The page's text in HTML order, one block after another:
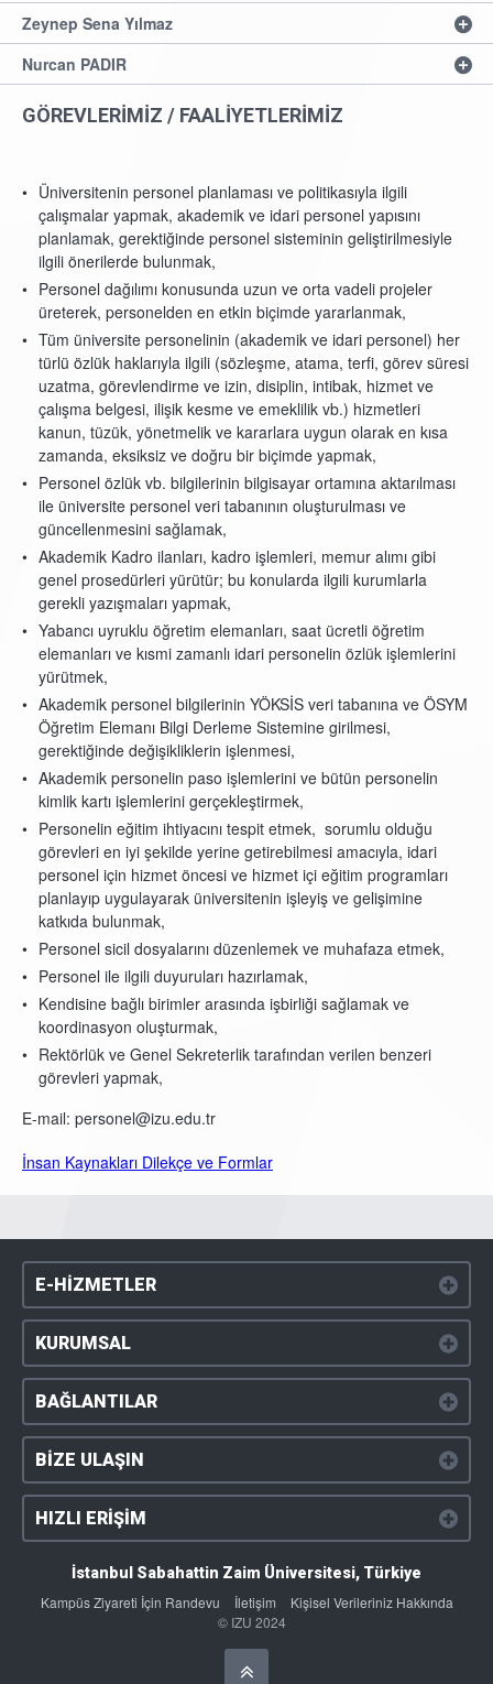
Zeynep Sena Yılmaz
Nurcan PADIR
GÖREVLERİMİZ / FAALİYETLERİMİZ
Üniversitenin personel planlaması ve politikasıyla ilgili
çalışmalar yapmak, akademik ve idari personel yapısını
planlamak, gerektiğinde personel sisteminin geliştirilmesiyle
ilgili önerilerde bulunmak,
Personel dağılımı konusunda uzun ve orta vadeli projeler
üreterek, personelden en etkin biçimde yararlanmak,
Tüm üniversite personelinin (akademik ve idari personel) her
türlü özlük haklarıyla ilgili (sözleşme, atama, terfi, görev süresi
uzatma, görevlendirme ve izin, disiplin, intibak, hizmet ve
çalışma belgesi, ilişik kesme ve emeklilik vb.) hizmetleri
kanun, tüzük, yönetmelik ve kararlara uygun olarak en kısa
zamanda, eksiksiz ve doğru bir biçimde yapmak,
Personel özlük vb. bilgilerinin bilgisayar ortamına aktarılması
ile üniversite personel veri tabanının oluşturulması ve
güncellenmesini sağlamak,
Akademik Kadro ilanları, kadro işlemleri, memur alımı gibi
genel prosedürleri yürütür; bu konularda ilgili kurumlarla
gerekli yazışmaları yapmak,
Yabancı uyruklu öğretim elemanları, saat ücretli öğretim
elemanları ve kısmi zamanlı idari personelin özlük işlemlerini
yürütmek,
Akademik personel bilgilerinin YÖKSİS veri tabanına ve ÖSYM
Öğretim Elemanı Bilgi Derleme Sistemine girilmesi,
gerektiğinde değişikliklerin işlenmesi,
Akademik personelin paso işlemlerini ve bütün personelin
kimlik kartı işlemlerini gerçekleştirmek,
Personelin eğitim ihtiyacını tespit etmek, sorumlu olduğu
görevleri en iyi şekilde yerine getirebilmesi amacıyla, idari
personel için hizmet öncesi ve hizmet içi eğitim programları
planlayıp uygulayarak üniversitenin işleyiş ve gelişimine
katkıda bulunmak,
Personel sicil dosyalarını düzenlemek ve muhafaza etmek,
Personel ile ilgili duyuruları hazırlamak,
Kendisine bağlı birimler arasında işbirliği sağlamak ve
koordinasyon oluşturmak,
Rektörlük ve Genel Sekreterlik tarafından verilen benzeri
görevleri yapmak,
E-mail: personel@izu.edu.tr
İnsan Kaynakları Dilekçe ve Formlar
E-HİZMETLER
KURUMSAL
BAĞLANTILAR
BİZE ULAŞIN
HIZLI ERİŞİM
İstanbul Sabahattin Zaim Üniversitesi, Türkiye
Kampüs Ziyareti İçin Randevu İletişim
Kişisel Verileriniz Hakkında
© IZU 2024
Başa Dön